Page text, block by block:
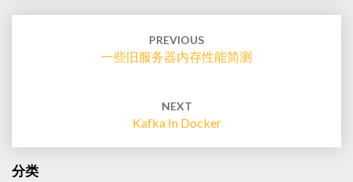
PREVIOUS
一些旧服务器内存性能简测
NEXT
Kafka In Docker
分类